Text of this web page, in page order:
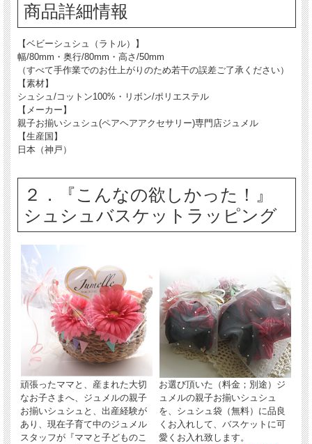
商品詳細情報
【ベビーシュシュ（ラトル）】
幅/80mm・奥行/80mm・高さ/50mm
（すべて手作業でのお仕上がりのため若干の誤差ご了承ください）
【素材】
シュシュ/コットン100%・リボン/ポリエステル
【メーカー】
親子お揃いシュシュ(ペアヘアアクセサリー)専門店ジュメル
【生産国】
日本（神戸）
２．『こんなの欲しかった！』
シュシュバスケットラッピング
頑張ったママと、産まれた大切
なお子さまへ、ジュメルの親子
お揃いシュシュと、出産経験が
あり、現在子育て中のジュメル
スタッフが『ママと子どものこ
お選び頂いた（料金；別途）ジ
ュメルの親子お揃いシュシュ
を、シュシュ袋（無料）に品良
くお入れして、バスケットに可
愛くお入れ致します。